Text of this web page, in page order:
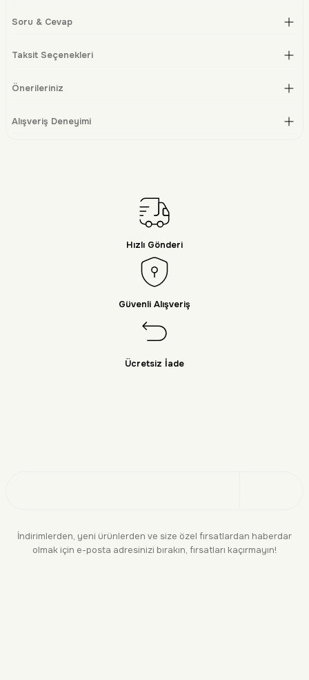
Soru & Cevap
Taksit Seçenekleri
Önerileriniz
Alışveriş Deneyimi
Hızlı Gönderi
Güvenli Alışveriş
Ücretsiz İade
İndirimlerden, yeni ürünlerden ve size özel fırsatlardan haberdar
olmak için e-posta adresinizi bırakın, fırsatları kaçırmayın!